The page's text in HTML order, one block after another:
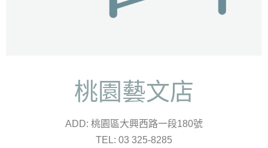
桃園藝文店
ADD: 桃園區大興西路一段180號
TEL: 03 325-8285